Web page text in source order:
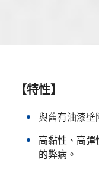
【特性】
與舊有油漆壁
高黏性、高彈
的弊病。